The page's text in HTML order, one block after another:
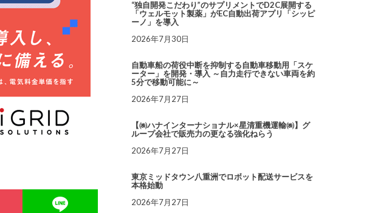
“独自開発こだわり”のサプリメントでD2C展開する
「ウェルモット製薬」がEC自動出荷アプリ「シッピ
ーノ」を導入
2026年7月30日
自動車船の荷役中断を抑制する自動車移動用「スケ
ーター」を開発・導入 ～自力走行できない車両を約
5分で移動可能に～
2026年7月27日
【㈱ハナインターナショナル×星清重機運輸㈱】グ
ループ会社で販売力の更なる強化ねらう
2026年7月27日
東京ミッドタウン八重洲でロボット配送サービスを
本格始動
2026年7月27日